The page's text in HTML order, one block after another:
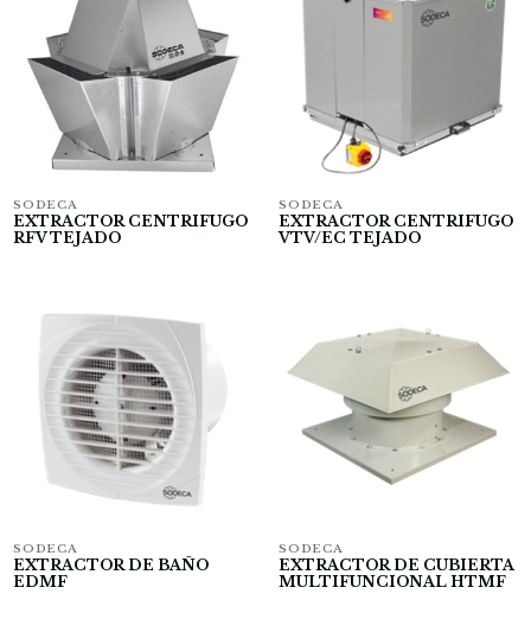
SODECA
EXTRACTOR CENTRIFUGO
RFV TEJADO
SODECA
EXTRACTOR CENTRIFUGO
VTV/EC TEJADO
SODECA
EXTRACTOR DE BAÑO
EDMF
SODECA
EXTRACTOR DE CUBIERTA
MULTIFUNCIONAL HTMF